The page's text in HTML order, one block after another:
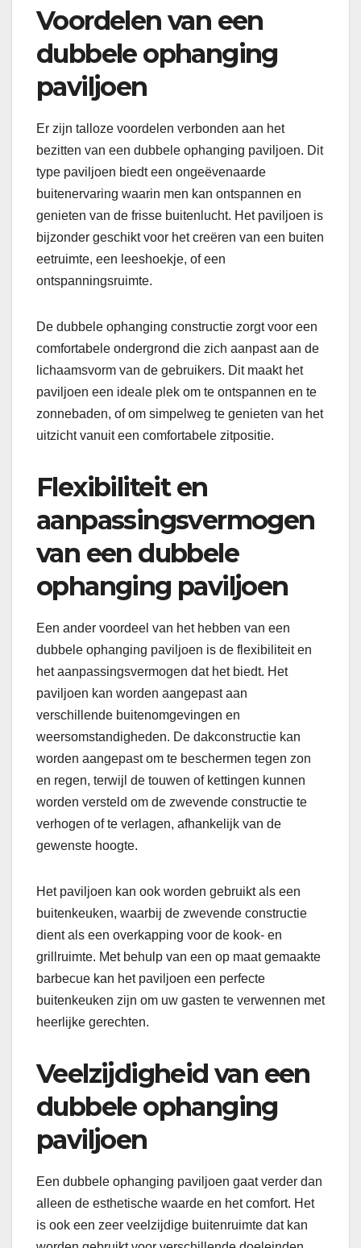
Voordelen van een
dubbele ophanging
paviljoen
Er zijn talloze voordelen verbonden aan het
bezitten van een dubbele ophanging paviljoen. Dit
type paviljoen biedt een ongeëvenaarde
buitenervaring waarin men kan ontspannen en
genieten van de frisse buitenlucht. Het paviljoen is
bijzonder geschikt voor het creëren van een buiten
eetruimte, een leeshoekje, of een
ontspanningsruimte.
De dubbele ophanging constructie zorgt voor een
comfortabele ondergrond die zich aanpast aan de
lichaamsvorm van de gebruikers. Dit maakt het
paviljoen een ideale plek om te ontspannen en te
zonnebaden, of om simpelweg te genieten van het
uitzicht vanuit een comfortabele zitpositie.
Flexibiliteit en
aanpassingsvermogen
van een dubbele
ophanging paviljoen
Een ander voordeel van het hebben van een
dubbele ophanging paviljoen is de flexibiliteit en
het aanpassingsvermogen dat het biedt. Het
paviljoen kan worden aangepast aan
verschillende buitenomgevingen en
weersomstandigheden. De dakconstructie kan
worden aangepast om te beschermen tegen zon
en regen, terwijl de touwen of kettingen kunnen
worden versteld om de zwevende constructie te
verhogen of te verlagen, afhankelijk van de
gewenste hoogte.
Het paviljoen kan ook worden gebruikt als een
buitenkeuken, waarbij de zwevende constructie
dient als een overkapping voor de kook- en
grillruimte. Met behulp van een op maat gemaakte
barbecue kan het paviljoen een perfecte
buitenkeuken zijn om uw gasten te verwennen met
heerlijke gerechten.
Veelzijdigheid van een
dubbele ophanging
paviljoen
Een dubbele ophanging paviljoen gaat verder dan
alleen de esthetische waarde en het comfort. Het
is ook een zeer veelzijdige buitenruimte dat kan